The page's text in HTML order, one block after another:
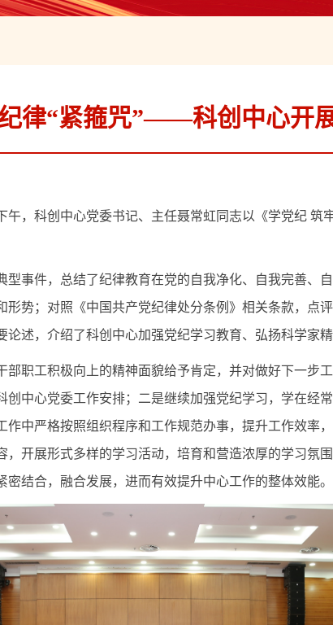
律“紧箍咒”——科创中心开
科创中心党委书记、主任聂常虹同志以《学党纪 筑
件，总结了纪律教育在党的自我净化、自我完善、
势；对照《中国共产党纪律处分条例》相关条款，点
述，介绍了科创中心加强党纪学习教育、弘扬科学家
工积极向上的精神面貌给予肯定，并对做好下一步
中心党委工作安排；二是继续加强党纪学习，学在经
中严格按照组织程序和工作规范办事，提升工作效率
开展形式多样的学习活动，培育和营造浓厚的学习氛
结合，融合发展，进而有效提升中心工作的整体效能。